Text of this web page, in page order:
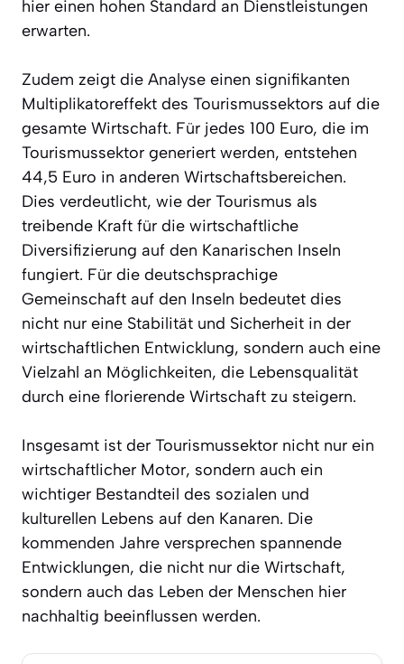
hier einen hohen Standard an Dienstleistungen
erwarten.
Zudem zeigt die Analyse einen signifikanten
Multiplikatoreffekt des Tourismussektors auf die
gesamte Wirtschaft. Für jedes 100 Euro, die im
Tourismussektor generiert werden, entstehen
44,5 Euro in anderen Wirtschaftsbereichen.
Dies verdeutlicht, wie der Tourismus als
treibende Kraft für die wirtschaftliche
Diversifizierung auf den Kanarischen Inseln
fungiert. Für die deutschsprachige
Gemeinschaft auf den Inseln bedeutet dies
nicht nur eine Stabilität und Sicherheit in der
wirtschaftlichen Entwicklung, sondern auch eine
Vielzahl an Möglichkeiten, die Lebensqualität
durch eine florierende Wirtschaft zu steigern.
Insgesamt ist der Tourismussektor nicht nur ein
wirtschaftlicher Motor, sondern auch ein
wichtiger Bestandteil des sozialen und
kulturellen Lebens auf den Kanaren. Die
kommenden Jahre versprechen spannende
Entwicklungen, die nicht nur die Wirtschaft,
sondern auch das Leben der Menschen hier
nachhaltig beeinflussen werden.